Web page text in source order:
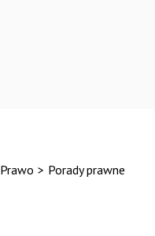
Prawo > Porady prawne